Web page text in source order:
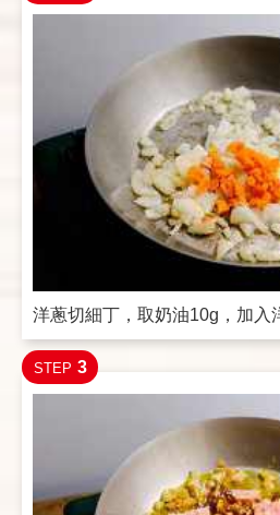
洋蔥切細丁，取奶油10g，加入
STEP 3